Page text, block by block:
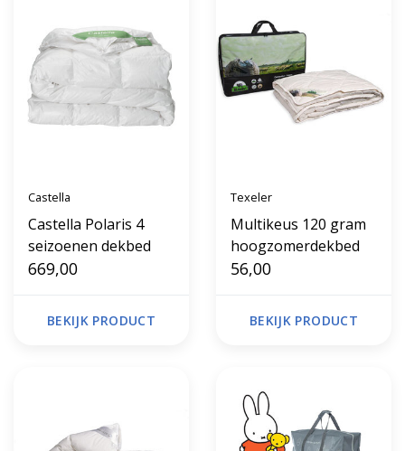
Castella
Castella Polaris 4
seizoenen dekbed
669,00
BEKIJK PRODUCT
Texeler
Multikeus 120 gram
hoogzomerdekbed
56,00
BEKIJK PRODUCT